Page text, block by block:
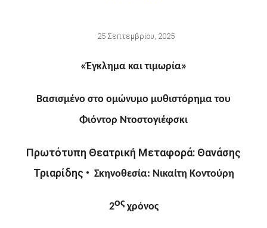
25 Σεπτεμβρίου, 2025
«Έγκλημα και τιμωρία»
Βασισμένο στο ομώνυμο μυθιστόρηματου
Φιόντορ Ντοστογιέφσκι
Πρωτότυπη Θεατρική Μεταφορά: Θανάσης
Τριαρίδης • Σκηνοθεσία: Νικαίτη Κοντούρη
2οςχρόνος